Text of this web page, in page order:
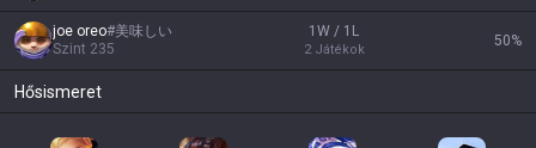
joe oreo#美味しい
Szint 235
1W / 1L
2 Játékok
50%
Hősismeret